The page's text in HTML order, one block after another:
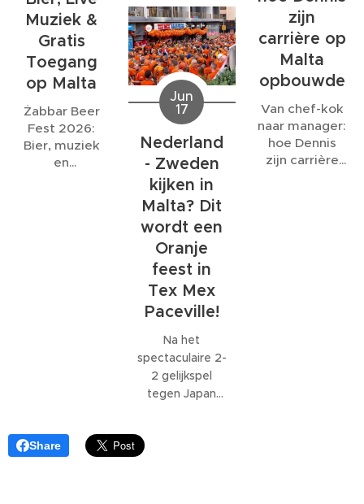
sluitingstijd.
Muziek &
Gratis
Toegang
op Malta
Żabbar Beer
Fest 2026:
Bier, muziek
en
blijft het
belangrijk om
vooraf duidelijk
af te spreken
hoe water- en
elektriciteitskosten
worden
berekend.
zijn
carrière op
Malta
opbouwde
Van chef-kok
naar manager:
hoe Dennis
zijn carrière
Jun
17
Nederland
- Zweden
kijken in
Malta? Dit
wordt een
Oranje
feest in
Tex Mex
Paceville!
Na het
spectaculaire 2-
2 gelijkspel
tegen Japan
Share